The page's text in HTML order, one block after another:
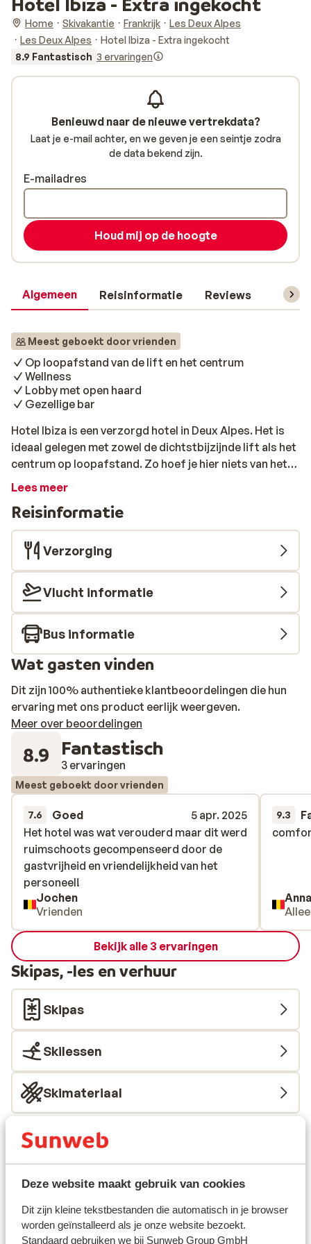
Deze website maakt gebruik van cookies
Dit zijn kleine tekstbestanden die automatisch in je browser
worden geïnstalleerd als je onze website bezoekt.
Standaard gebruiken we bij Sunweb Group GmbH
Home Skivakantie Frankrijk
Les Deux Alpes
Les Deux Alpes
Hotel Ibiza - Extra ingekocht
8.9 Fantastisch 3 ervaringen
Algemeen Reisinformatie Reviews
Meest geboekt door vrienden
Op loopafstand van de lift en het centrum
Wellness
Lobby met open haard
Gezellige bar
Hotel Ibiza is een verzorgd hotel in Deux Alpes. Het is
ideaal gelegen met zowel de dichtstbijzijnde lift als het
centrum op loopafstand. Zo hoef je hier niets van het
skiën en après-skiën in dit gezellige dorp te missen. De
uitleven in het mooie skigebied kun je in de lobby weer
even lekker opwarmen rond de grote open haard. Of
neem alvast een welverdiend drankje in de gezellige
hotelbar. Ben je toe aan wat meer ontspanning? Trek je
dan even terug in het wellness gedeelte van Hotel Ibiza
en kom weer helemaal tot rust.
Lees meer
Reisinformatie
Verzorging
Vlucht informatie
Bus informatie
Wat gasten vinden
Dit zijn 100% authentieke klantbeoordelingen die hun
ervaring met ons product eerlijk weergeven.
Meer over beoordelingen
8.9 Fantastisch
3 ervaringen
Meest geboekt door vrienden
7.6 Goed
5 apr. 2025
Het hotel was wat verouderd maar dit werd
ruimschoots gecompenseerd door de
gastvrijheid en vriendelijkheid van het
personeel!
Het hotel was wat verouderd maar dit werd
ruimschoots gecompenseerd door de
gastvrijheid en vriendelijkheid van het
personeel!
Jochen
Vrienden
9.3
Bekijk alle 3 ervaringen
Skipas, -les en verhuur
Skipas
Skilessen
Skimateriaal
Benieuwd naar de nieuwe vertrekdata?
Laat je e-mail achter, en we geven je een seintje zodra
de data bekend zijn.
E-mailadres
Houd mij op de hoogte
Andere accommodaties in Les Deux
Alpes
Résidence Neige et Soleil